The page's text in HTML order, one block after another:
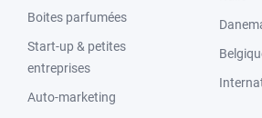
Boites parfumées
Start-up & petites
entreprises
Auto-marketing